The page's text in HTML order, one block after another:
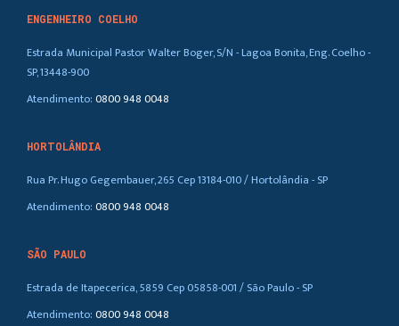
ENGENHEIRO COELHO
Estrada Municipal Pastor Walter Boger, S/N - Lagoa Bonita, Eng. Coelho -
SP, 13448-900
Atendimento:0800 948 0048
HORTOLÂNDIA
Rua Pr. Hugo Gegembauer, 265 Cep 13184-010 / Hortolândia - SP
Atendimento:0800 948 0048
SÃO PAULO
Estrada de Itapecerica, 5859 Cep 05858-001 / São Paulo - SP
Atendimento:0800 948 0048